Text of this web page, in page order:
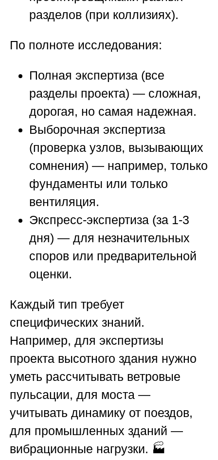
разделов (при коллизиях).
По полноте исследования:
Полная экспертиза (все
разделы проекта) — сложная,
дорогая, но самая надежная.
Выборочная экспертиза
(проверка узлов, вызывающих
сомнения) — например, только
фундаменты или только
вентиляция.
Экспресс-экспертиза (за 1-3
дня) — для незначительных
споров или предварительной
оценки.
Каждый тип требует
специфических знаний.
Например, для экспертизы
проекта высотного здания нужно
уметь рассчитывать ветровые
пульсации, для моста —
учитывать динамику от поездов,
для промышленных зданий —
вибрационные нагрузки. 🏭